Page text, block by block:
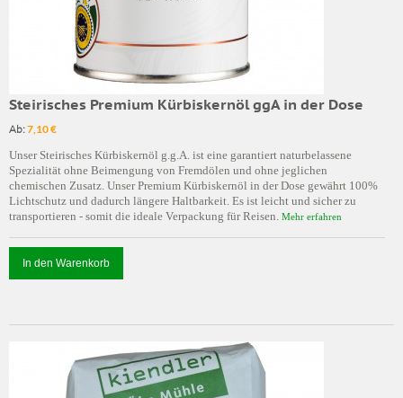
Steirisches Premium Kürbiskernöl ggA in der Dose
Ab:7,10 €
Unser Steirisches Kürbiskernöl g.g.A. ist eine garantiert naturbelassene
Spezialität ohne Beimengung von Fremdölen und ohne jeglichen
chemischen Zusatz. Unser Premium Kürbiskernöl in der Dose gewährt 100%
Lichtschutz und dadurch längere Haltbarkeit. Es ist leicht und sicher zu
transportieren - somit die ideale Verpackung für Reisen. Mehr erfahren
In den Warenkorb